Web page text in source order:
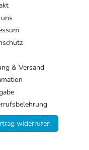
& Versand
widerrufen